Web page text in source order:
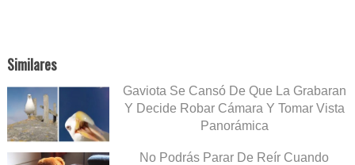
Similares
Gaviota Se Cansó De Que La Grabaran
Y Decide Robar Cámara Y Tomar Vista
Panorámica
No Podrás Parar De Reír Cuando